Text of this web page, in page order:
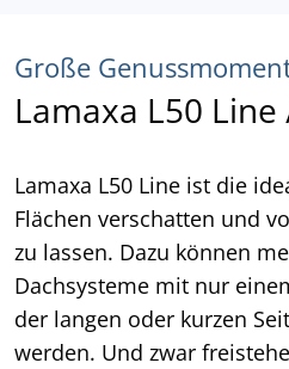
Große
Lamaxa L50 Line
Lamaxa L50 Line ist die
Flächen verschatten und
zu lassen. Dazu können
Dachsysteme mit nur
der langen oder kurzen
werden. Und zwar